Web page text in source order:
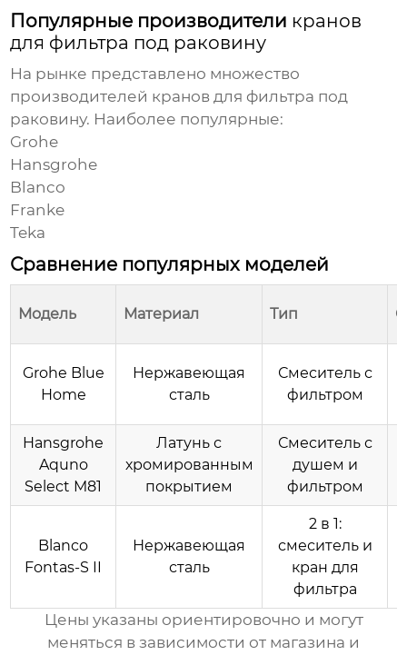
Популярные производители кранов
для фильтра под раковину
На рынке представлено множество
производителей кранов для фильтра под
раковину. Наиболее популярные:
Grohe
Hansgrohe
Blanco
Franke
Teka
Сравнение популярных моделей
Модель Материал Тип
Grohe Blue
Home
Нержавеющая
сталь
Смеситель с
фильтром
Hansgrohe
Aquno
Select M81
Латунь с
хромированным
покрытием
Смеситель с
душем и
фильтром
Blanco
Fontas-S II
Нержавеющая
сталь
2 в 1:
смеситель и
кран для
фильтра
Цены указаны ориентировочно и могут
меняться в зависимости от магазина и